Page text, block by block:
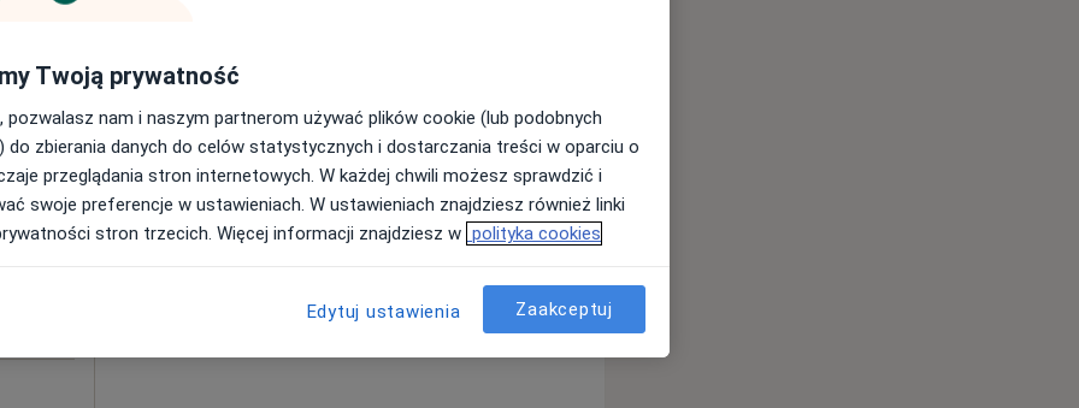
w obszarach bliskich Twojemu wyszukiwaniu.
Dziś Jutro
10 Sie
Wt, Śr, Czw,
Umawianie online nie jest dostępne
Twoją prywatność
pozwalasz nam i naszym partnerom używać plików cookie (lub podobnych
do zbierania danych do celów statystycznych i dostarczania treści w oparciu o
przeglądania stron internetowych. W każdej chwili możesz sprawdzić i
swoje preferencje w ustawieniach. W ustawieniach znajdziesz również linki
stron trzecich. Więcej informacji znajdziesz w polityka cookies
Edytuj ustawienia Zaakceptuj